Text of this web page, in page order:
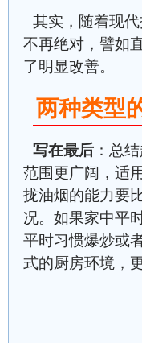
其实，随着现
不再绝对，譬如
了明显改善。
两种类型
写在最后 ：总
范围更广阔，适
拢油烟的能力要
况。如果家中平
平时习惯爆炒或
式的厨房环境，